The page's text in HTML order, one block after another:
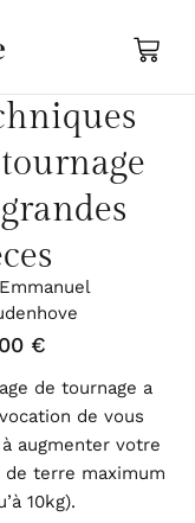
€
de tournage a
de vous
augmenter votre
de terre maximum
10kg).